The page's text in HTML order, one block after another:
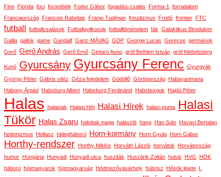
Finn Florida foci focivébék Fodor Gábor fogadási csalás Forma-1
forradalom
Franciaország
Francois Rabelais Franjo Tudjman freudizmus Frodó frontier FTC
futball futballcsalások Futballgyilkosok futballtörténelem fák Galaktikus Birodalom
Gallia gallok game Gandalf Ganz-MÁVAG GDP George Lucas Gerecse germánok
Gerő Gerő András Gerő Ernő Gintaro Aono gróf Bethlen István gróf Klebelsberg
Kunó Gyurcsány Gyurcsány Ferenc Gyurgyák
György Péter Gábris vitéz Géza fejedelem Gödöllő Görögország
Habayarimana
Habony Árpád
Habsburg Albert Habsburg Ferdinánd Habsburgok Hajdú Péter
Halas halasiak Halasi Hét Halasi Hírek halasi puma
Halasi
Tükör Halas Zsaru halottak napja halászlé hang Han Solo
Havasi Bertalan
hedonizmus
Hellasz hidegháború Horn-kormány Horn Gyula Horn Gábor
Horthy-rendszer Horthy Miklós Horváth László horvátok
Horvátország
humor
Hungária Hunyadi Hunyadi utca husziták Huszárik Zoltán hutuk HVG
HÖK
háború hígmagyarok hígmagyarság Hódmezővásárhely hübrisz Hősök ligete